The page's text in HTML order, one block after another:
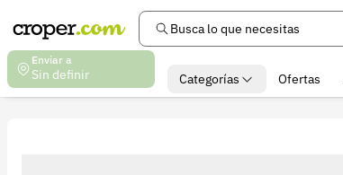
Busca lo que necesitas
Enviar a
Sin definir Categorías Ofertas